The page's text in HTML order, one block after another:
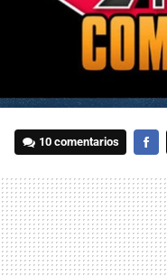
10 comentarios